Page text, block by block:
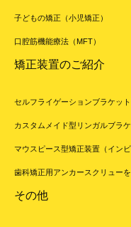
子どもの矯正（小児矯正）
口腔筋機能療法（MFT）
矯正装置のご紹介
セルフライゲーションブラケッ
カスタムメイド型リンガルブラ
マウスピース型矯正装置（インビ
歯科矯正用アンカースクリュー
その他